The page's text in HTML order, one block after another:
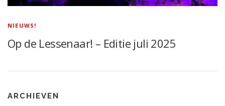
NIEUWS!
Op de Lessenaar! – Editie juli 2025
ARCHIEVEN